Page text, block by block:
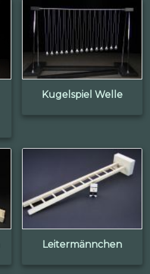
Kugelspiel Welle
Leitermännchen